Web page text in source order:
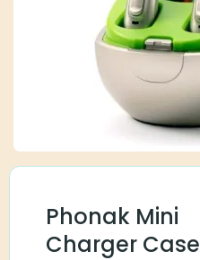
Phonak Mini
Charger Case